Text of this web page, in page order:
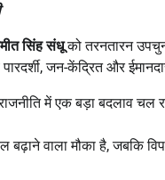
सिंह संधूको तरनतारन
जन-केंद्रित और
में एक बड़ा बदलाव
वाला मौका है, जबकि